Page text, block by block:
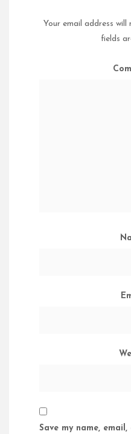
Your email address will
fields
Save my name,